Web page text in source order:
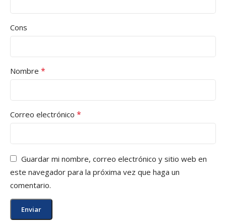
Cons
Nombre *
Correo electrónico *
Guardar mi nombre, correo electrónico y sitio web en
este navegador para la próxima vez que haga un
comentario.